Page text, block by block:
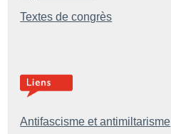
Textes de congrès
Antifascisme et antimiltarisme